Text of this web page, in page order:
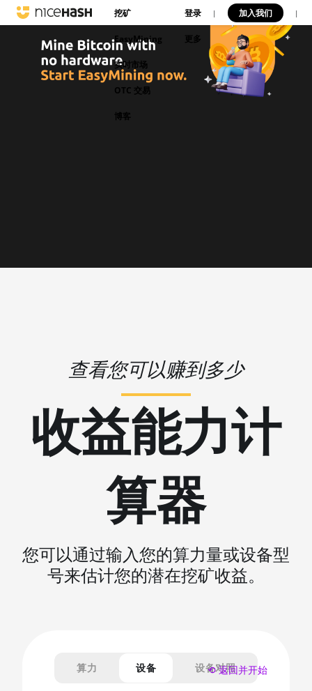
挖矿
EasyMining
实时市场
OTC 交易
博客
登录 | 加入我们 |
更多
查看您可以赚到多少
收益能力计
算器
您可以通过输入您的算力量或设备型
号来估计您的潜在挖矿收益。
算力 设备 设备对照
⟲ 返回并开始